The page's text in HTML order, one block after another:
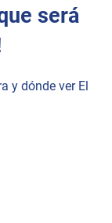
será
y dónde ver El